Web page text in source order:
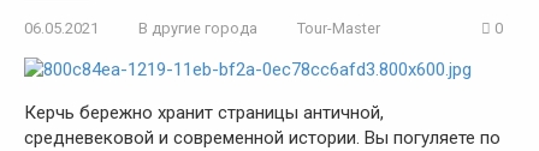
06.05.2021 В другие города Tour-Master 0
Керчь бережно хранит страницы античной,
средневековой и современной истории. Вы погуляете по